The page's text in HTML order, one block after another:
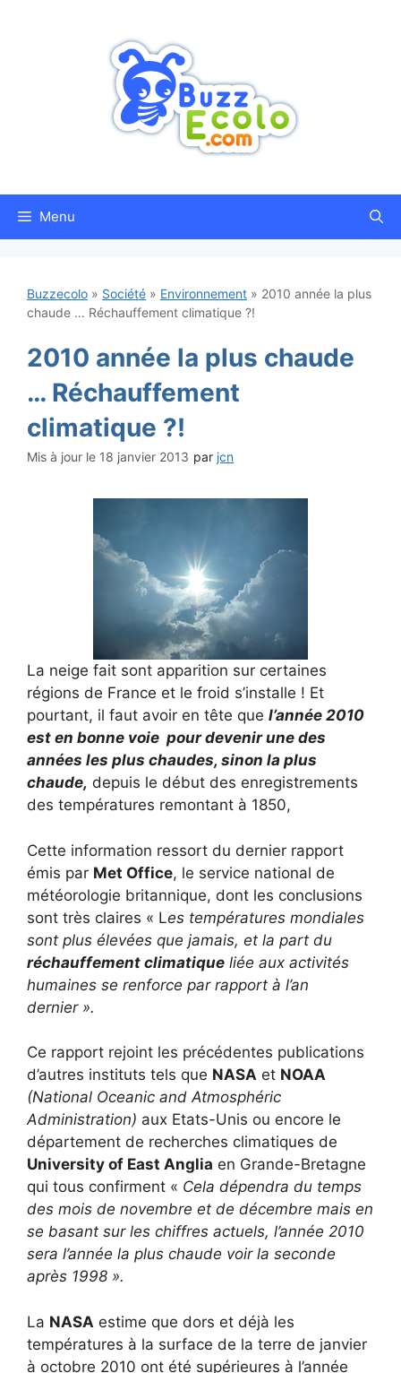
Menu
Buzzecolo » Société » Environnement » 2010 année la plus
chaude … Réchauffement climatique ?!
2010 année la plus chaude
… Réchauffement
climatique ?!
18 janvier 2013 par jcn
La neige fait sont apparition sur certaines
régions de France et le froid s’installe ! Et
pourtant, il faut avoir en tête que l’année 2010
est en bonne voie pour devenir une des
années les plus chaudes, sinon la plus
chaude, depuis le début des enregistrements
des températures remontant à 1850,
Cette information ressort du dernier rapport
émis par Met Office, le service national de
météorologie britannique, dont les conclusions
sont très claires « Les températures mondiales
sont plus élevées que jamais, et la part du
réchauffement climatique liée aux activités
humaines se renforce par rapport à l’an
dernier ».
Ce rapport rejoint les précédentes publications
d’autres instituts tels que NASA et NOAA
(National Oceanic and Atmosphéric
Administration) aux Etats-Unis ou encore le
département de recherches climatiques de
University of East Anglia en Grande-Bretagne
qui tous confirment « Cela dépendra du temps
des mois de novembre et de décembre mais en
se basant sur les chiffres actuels, l’année 2010
sera l’année la plus chaude voir la seconde
après 1998 ».
La NASA estime que dors et déjà les
températures à la surface de la terre de janvier
à octobre 2010 ont été supérieures à l’année